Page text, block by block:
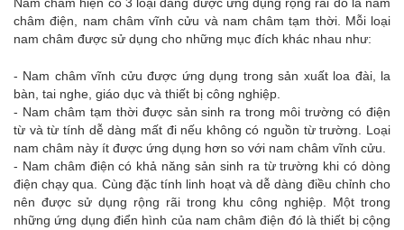
châm điện, nam châm vĩnh cửu và nam châm tạm thời. Mỗi loại
nam châm được sử dụng cho những mục đích khác nhau như:
- Nam châm vĩnh cửu được ứng dụng trong sản xuất loa đài, la
bàn, tai nghe, giáo dục và thiết bị công nghiệp.
- Nam châm tạm thời được sản sinh ra trong môi trường có điện
từ và từ tính dễ dàng mất đi nếu không có nguồn từ trường. Loại
nam châm này ít được ứng dụng hơn so với nam châm vĩnh cửu.
- Nam châm điện có khả năng sản sinh ra từ trường khi có dòng
điện chạy qua. Cùng đặc tính linh hoạt và dễ dàng điều chỉnh cho
nên được sử dụng rộng rãi trong khu công nghiệp. Một trong
những ứng dụng điển hình của nam châm điện đó là thiết bị cộng